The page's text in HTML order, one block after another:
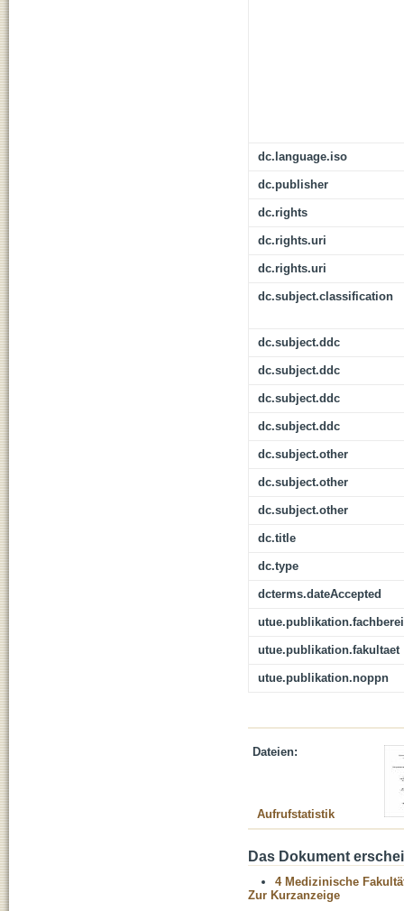
dc.language.iso
dc.publisher
dc.rights
dc.rights.uri
dc.rights.uri
dc.subject.classification
dc.subject.ddc
dc.subject.ddc
dc.subject.ddc
dc.subject.ddc
dc.subject.other
dc.subject.other
dc.subject.other
dc.title
dc.type
dcterms.dateAccepted
utue.publikation.fakultaet
utue.publikation.noppn
Dateien:
Aufrufstatistik
Das Dokument
4 Medizinische
Zur Kurzanzeige